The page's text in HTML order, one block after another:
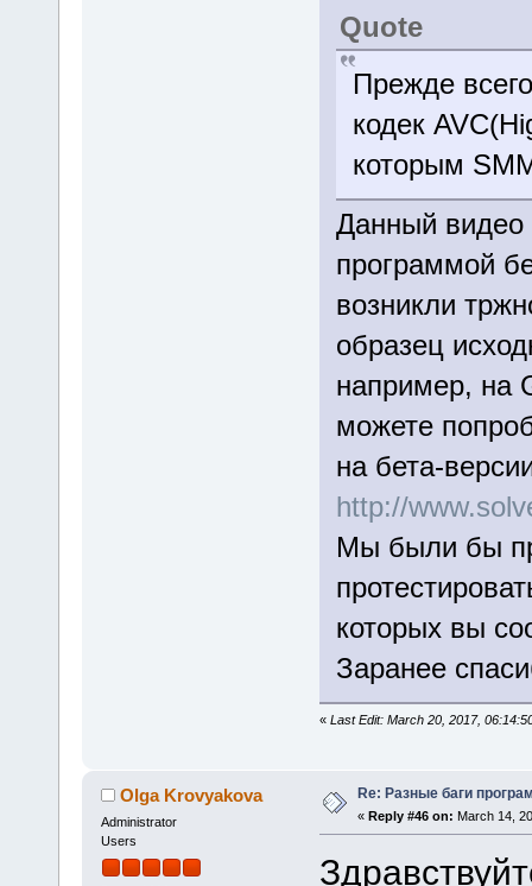
Quote
Прежде
кодек
которым
Данный видео
программой
возникли
образец
например, на
можете
на бета-
http://
Мы были бы
которых вы
Заранее
« Last Edit: March 20, 2017,
Olga Krovyakova
Administrator
Users
Re: Разные баги
« Reply #46 on: March 14,